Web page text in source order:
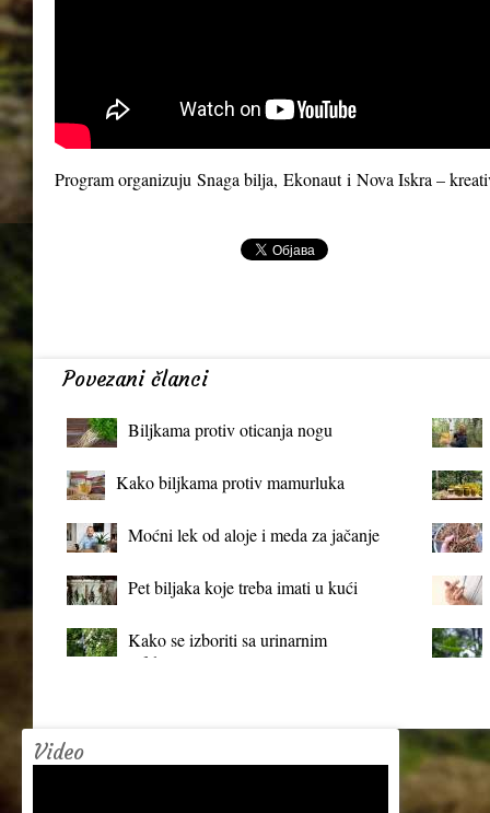
Program organizuju Snaga bilja, Ekonauti Nova Iskra –
Povezani članci
Biljkama protiv oticanja nogu
Kako biljkama protiv mamurluka
Moćni lek od aloje i meda za jačanje
Pet biljaka koje treba imati u kući
Kako se izboriti sa urinarnim
infekcijama?
Video